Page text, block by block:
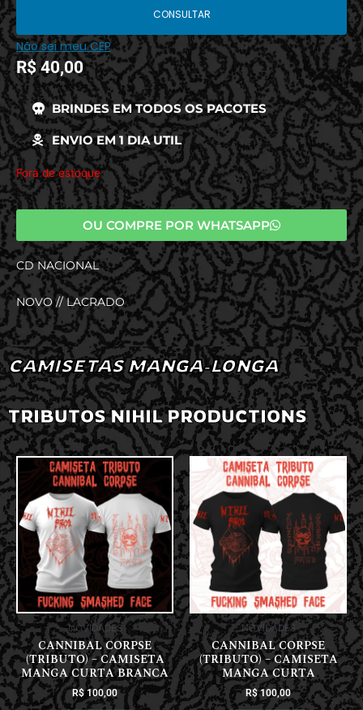
CONSULTAR
Não sei meu CEP
R$40,00
BRINDES EM TODOS OS PACOTES
ENVIO EM 1 DIA UTIL
Fora de estoque
OU COMPRE POR WHATSAPP
CD NACIONAL
NOVO // LACRADO
CAMISETAS MANGA-LONGA
TRIBUTOS NIHIL PRODUCTIONS
NOVIDADES
CANNIBAL CORPSE
(TRIBUTO) – CAMISETA
MANGA CURTA BRANCA
R$100,00
NOVIDADES
CANNIBAL CORPSE
(TRIBUTO) – CAMISETA
MANGA CURTA
R$100,00